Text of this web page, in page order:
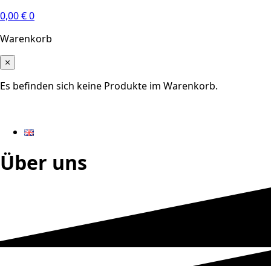
0,00€0
Warenkorb
×
Es befinden sich keine Produkte im Warenkorb.
Über uns